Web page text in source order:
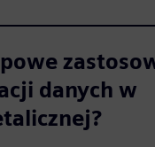
danych w